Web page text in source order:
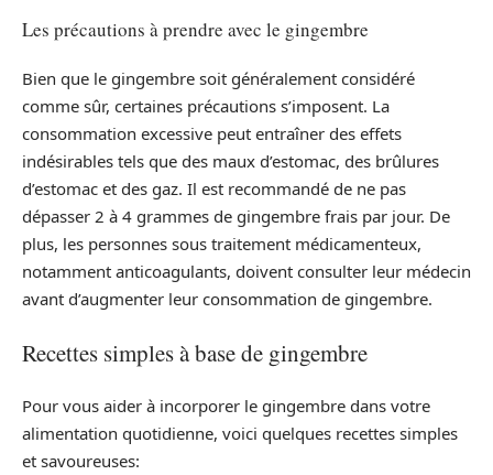
Les précautions à prendre avec le gingembre
Bien que le gingembre soit généralement considéré
comme sûr, certaines précautions s’imposent. La
consommation excessive peut entraîner des effets
indésirables tels que des maux d’estomac, des brûlures
d’estomac et des gaz. Il est recommandé de ne pas
dépasser 2 à 4 grammes de gingembre frais par jour. De
plus, les personnes sous traitement médicamenteux,
notamment anticoagulants, doivent consulter leur médecin
avant d’augmenter leur consommation de gingembre.
Recettes simples à base de gingembre
Pour vous aider à incorporer le gingembre dans votre
alimentation quotidienne, voici quelques recettes simples
et savoureuses: